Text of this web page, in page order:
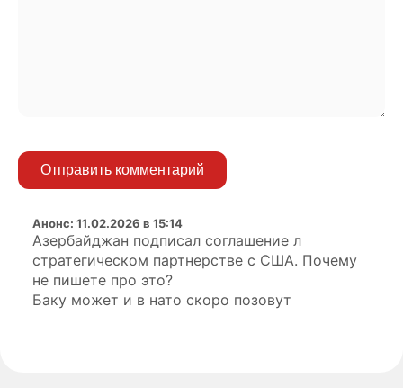
Отправить комментарий
Анонс: 11.02.2026 в 15:14
Азербайджан подписал соглашение л
стратегическом партнерстве с США. Почему
не пишете про это?
Баку может и в нато скоро позовут